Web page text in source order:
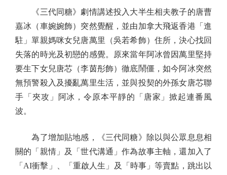
《三代同糖》劇情講述投入大半生相夫教子的唐曹
嘉冰（車婉婉飾）突然覺醒，並由加拿大飛返香港「進
駐」單親媽咪女兒唐萬里（吳若希飾）住所，決心找回
失落的時光及初戀的感覺。原來當年阿冰曾因萬里堅持
要生下女兒唐芯（李茵彤飾）徹底鬧僵，如今阿冰突然
無預警殺入及擾亂萬里生活，並與投契的外孫女唐芯聯
手「夾攻」阿冰，令原本平靜的「唐家」掀起連番風
波。
為了增加貼地感，《三代同糖》除以與公眾息息相
關的「親情」及「世代溝通」作為故事主軸，還加入了
「AI衝擊」、「重啟人生」及「時事」等賣點，跳出以